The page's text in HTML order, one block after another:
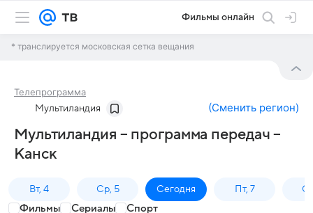
Фильмы онлайн
* транслируется московская сетка вещания
Телепрограмма
Мультиландия (Сменить регион)
Мультиландия – программа передач –
Канск
Вт, 4 Ср, 5 Сегодня Пт, 7
Фильмы Сериалы Спорт